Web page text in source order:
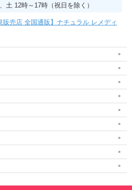
土 12時～17時（祝日を除く）
販売店 全国通販】ナチュラル レメディ